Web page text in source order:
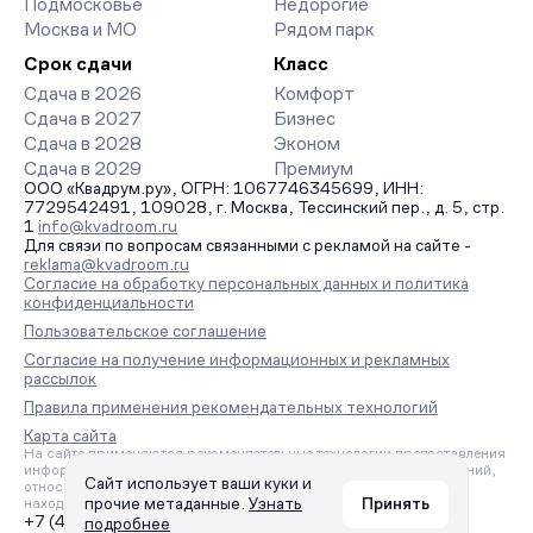
Подмосковье
Москва и МО
Недорогие
Рядом парк
Срок сдачи
Сдача в 2026
Сдача в 2027
Сдача в 2028
Сдача в 2029
Класс
Комфорт
Бизнес
Эконом
Премиум
ООО «Квадрум.ру», ОГРН: 1067746345699, ИНН:
7729542491, 109028, г. Москва, Тессинский пер., д. 5, стр.
1 info@kvadroom.ru
Для связи по вопросам связанными с рекламой на сайте -
reklama@kvadroom.ru
Согласие на обработку персональных данных и политика
конфиденциальности
Пользовательское соглашение
Согласие на получение информационных и рекламных
рассылок
Правила применения рекомендательных технологий
Карта сайта
На сайте применяются рекомендательные технологии предоставления
информации на основе сбора, систематизации и анализа сведений,
относящихся к предпочтениям пользователей сети «Интернет»,
находящихся на территории Российской Федерации.
+7 (495) 157-88-80
Сайт использует ваши куки и
прочие метаданные. Узнать
подробнее
Принять